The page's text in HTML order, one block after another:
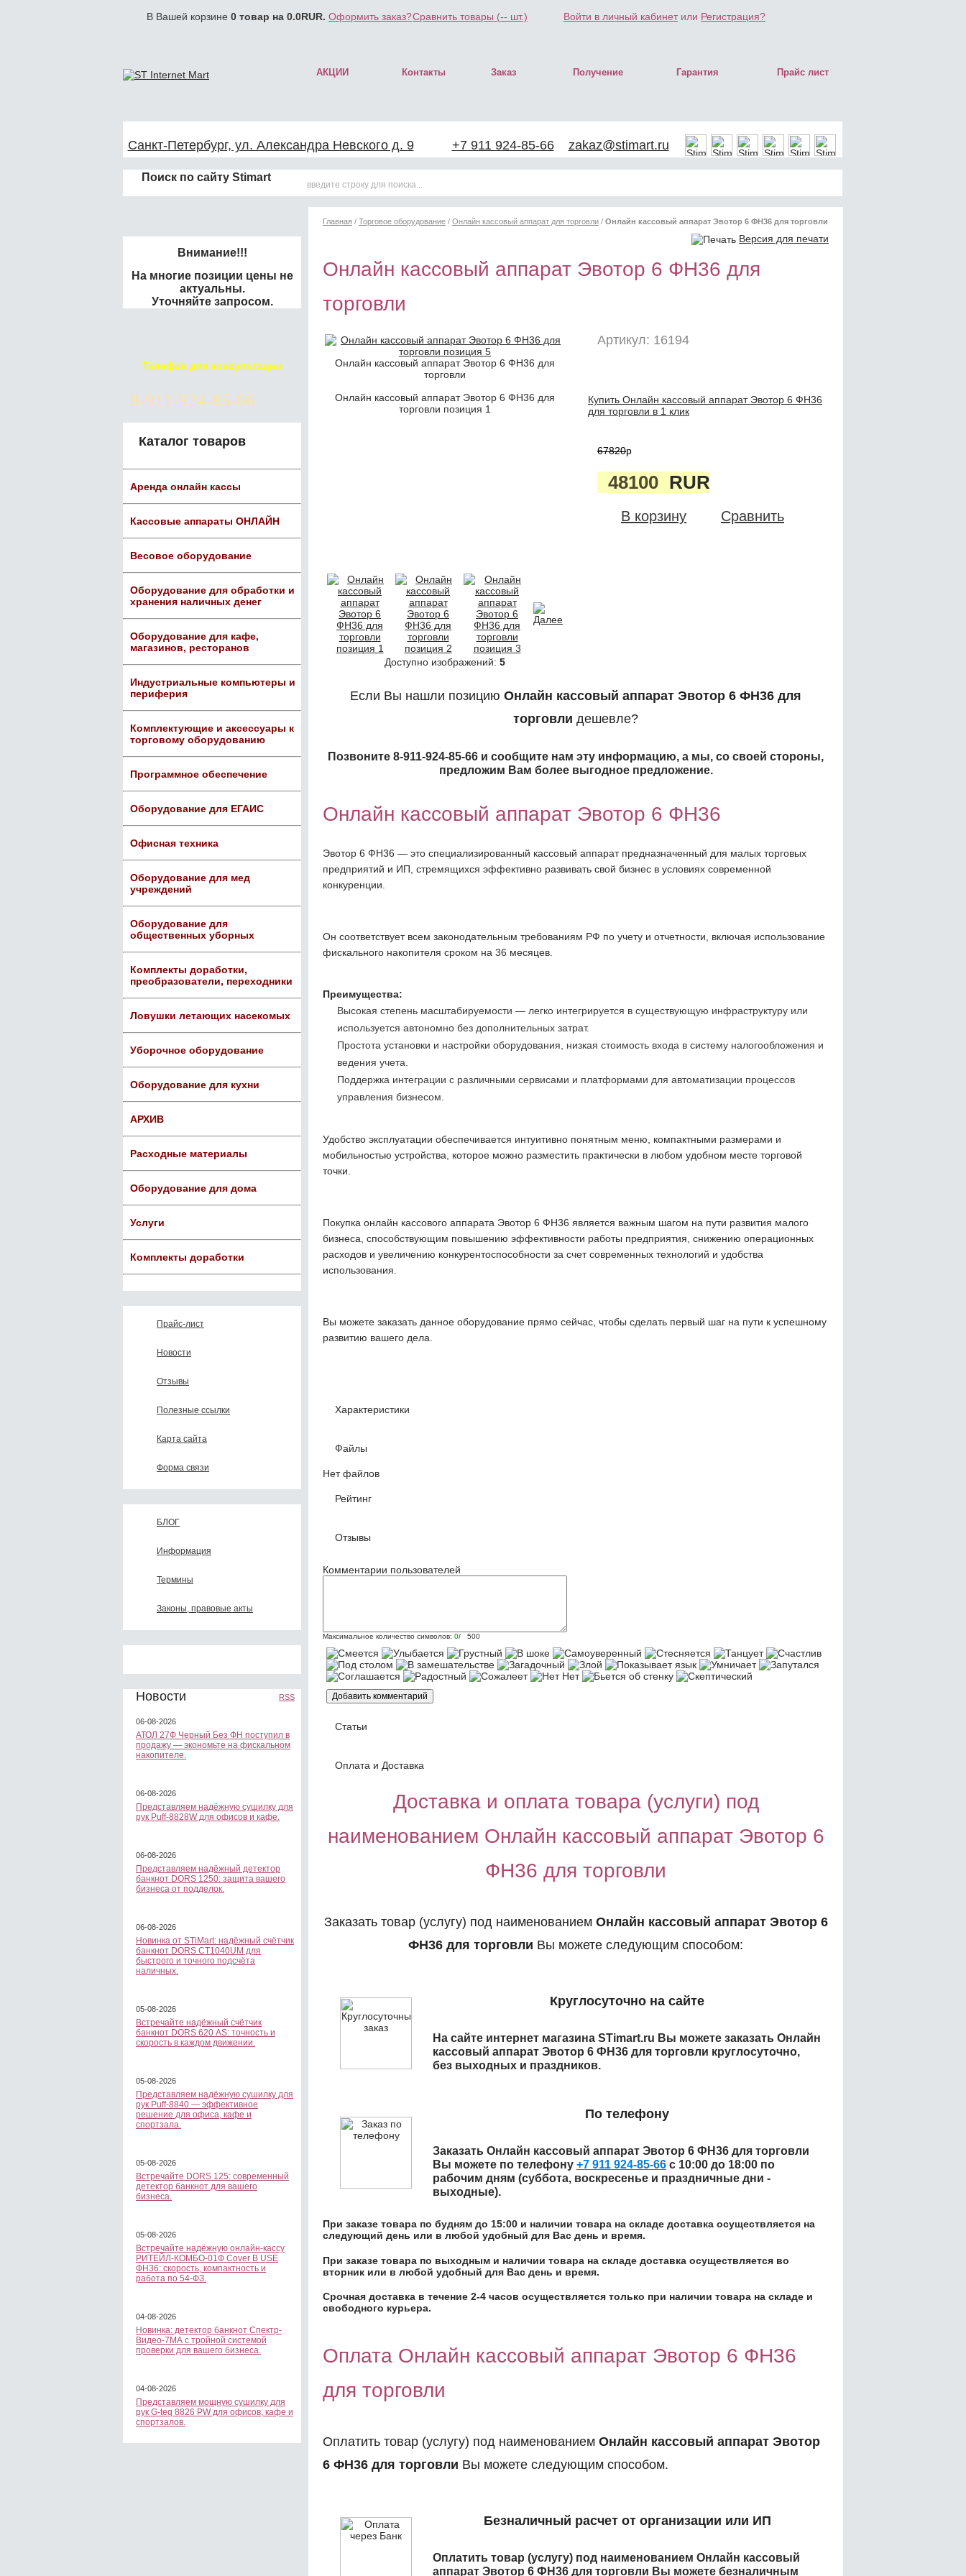
В Вашей корзине 0 товар на 0.0RUR. Оформить заказ?Сравнить товары (-- шт.) Войти в личный кабинетили Регистрация?
АКЦИИ Контакты Заказ Получение Гарантия Прайс лист
Санкт-Петербург, ул. Александра Невского д. 9 +7 911 924-85-66 zakaz@stimart.ru
Поиск по сайту Stimart
Внимание!!!
На многие позиции цены не
актуальны.
Уточняйте запросом.
Телефон для консультации
8-911-924-85-66
Каталог товаров
Аренда онлайн кассы
Кассовые аппараты ОНЛАЙН
Весовое оборудование
Оборудование для обработки и
хранения наличных денег
Оборудование для кафе,
магазинов, ресторанов
Индустриальные компьютеры и
периферия
Комплектующие и аксессуары к
торговому оборудованию
Программное обеспечение
Оборудование для ЕГАИС
Офисная техника
Оборудование для мед
учреждений
Оборудование для
общественных уборных
Комплекты доработки,
преобразователи, переходники
Ловушки летающих насекомых
Уборочное оборудование
Оборудование для кухни
АРХИВ
Расходные материалы
Оборудование для дома
Услуги
Комплекты доработки
Прайс-лист
Новости
Отзывы
Полезные ссылки
Карта сайта
Форма связи
БЛОГ
Информация
Термины
Законы, правовые акты
Новости RSS
06-08-2026
АТОЛ 27Ф Черный Без ФН поступил в
продажу — экономьте на фискальном
накопителе.
06-08-2026
Представляем надёжную сушилку для
рук Puff-8828W для офисов и кафе.
06-08-2026
Представляем надёжный детектор
банкнот DORS 1250: защита вашего
бизнеса от подделок.
06-08-2026
Новинка от STiMart: надёжный счётчик
банкнот DORS CT1040UM для
быстрого и точного подсчёта
наличных.
05-08-2026
Встречайте надёжный счётчик
банкнот DORS 620 АS: точность и
скорость в каждом движении.
05-08-2026
Представляем надёжную сушилку для
рук Puff-8840 — эффективное
решение для офиса, кафе и
спортзала.
05-08-2026
Встречайте DORS 125: современный
детектор банкнот для вашего
бизнеса.
05-08-2026
Встречайте надёжную онлайн-кассу
РИТЕЙЛ-КОМБО-01Ф Cover B USE
ФН36: скорость, компактность и
работа по 54-ФЗ.
04-08-2026
Новинка: детектор банкнот Спектр-
Видео-7МА с тройной системой
проверки для вашего бизнеса.
04-08-2026
Представляем мощную сушилку для
рук G-teq 8826 PW для офисов, кафе и
спортзалов.
Главная / Торговое оборудование / Онлайн кассовый аппарат для торговли / Онлайн кассовый аппарат Эвотор 6 ФН36 для торговли
Версия для печати
Онлайн кассовый аппарат Эвотор 6 ФН36 для
торговли
Онлайн кассовый аппарат Эвотор 6 ФН36 для
торговли
Онлайн кассовый аппарат Эвотор 6 ФН36 для
торговли позиция 1
Доступно изображений: 5
Артикул: 16194
Купить Онлайн кассовый аппарат Эвотор 6 ФН36
для торговли в 1 клик
67820p
48100 RUR
В корзину Сравнить
Если Вы нашли позицию Онлайн кассовый аппарат Эвотор 6 ФН36 для
торговли дешевле?
Позвоните 8-911-924-85-66 и сообщите нам эту информацию, а мы, со своей стороны,
предложим Вам более выгодное предложение.
Онлайн кассовый аппарат Эвотор 6 ФН36
Эвотор 6 ФН36 — это специализированный кассовый аппарат предназначенный для малых торговых
предприятий и ИП, стремящихся эффективно развивать свой бизнес в условиях современной
конкуренции.
Он соответствует всем законодательным требованиям РФ по учету и отчетности, включая использование
фискального накопителя сроком на 36 месяцев.
Преимущества:
Высокая степень масштабируемости — легко интегрируется в существующую инфраструктуру или
используется автономно без дополнительных затрат.
Простота установки и настройки оборудования, низкая стоимость входа в систему налогообложения и
ведения учета.
Поддержка интеграции с различными сервисами и платформами для автоматизации процессов
управления бизнесом.
Удобство эксплуатации обеспечивается интуитивно понятным меню, компактными размерами и
мобильностью устройства, которое можно разместить практически в любом удобном месте торговой
точки.
Покупка онлайн кассового аппарата Эвотор 6 ФН36 является важным шагом на пути развития малого
бизнеса, способствующим повышению эффективности работы предприятия, снижению операционных
расходов и увеличению конкурентоспособности за счет современных технологий и удобства
использования.
Вы можете заказать данное оборудование прямо сейчас, чтобы сделать первый шаг на пути к успешному
развитию вашего дела.
Характеристики
Файлы
Нет файлов
Рейтинг
Отзывы
Комментарии пользователей
Максимальное количество символов: 0/ 500
Статьи
Оплата и Доставка
Доставка и оплата товара (услуги) под
наименованием Онлайн кассовый аппарат Эвотор 6
ФН36 для торговли
Заказать товар (услугу) под наименованием Онлайн кассовый аппарат Эвотор 6
ФН36 для торговли Вы можете следующим способом:
Круглосуточно на сайте
На сайте интернет магазина STimart.ru Вы можете заказать Онлайн
кассовый аппарат Эвотор 6 ФН36 для торговли круглосуточно,
без выходных и праздников.
По телефону
Заказать Онлайн кассовый аппарат Эвотор 6 ФН36 для торговли
Вы можете по телефону +7 911 924-85-66 с 10:00 до 18:00 по
рабочим дням (суббота, воскресенье и праздничные дни -
выходные).
При заказе товара по будням до 15:00 и наличии товара на складе доставка осуществляется на
следующий день или в любой удобный для Вас день и время.
При заказе товара по выходным и наличии товара на складе доставка осуществляется во
вторник или в любой удобный для Вас день и время.
Срочная доставка в течение 2-4 часов осуществляется только при наличии товара на складе и
свободного курьера.
Оплата Онлайн кассовый аппарат Эвотор 6 ФН36
для торговли
Оплатить товар (услугу) под наименованием Онлайн кассовый аппарат Эвотор
6 ФН36 для торговли Вы можете следующим способом.
Безналичный расчет от организации или ИП
Оплатить товар (услугу) под наименованием Онлайн кассовый
аппарат Эвотор 6 ФН36 для торговли Вы можете безналичным